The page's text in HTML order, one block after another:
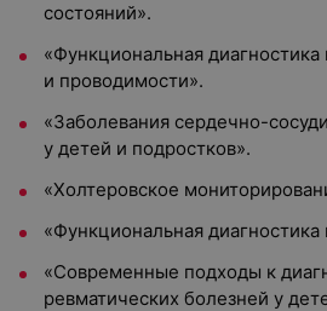
состояний».
«Функциональная
и проводимости».
«Заболевания сердечно-
у детей и подростков».
«Холтеровское
«Функциональная диагностика
«Современные подходы к
ревматических болезней у